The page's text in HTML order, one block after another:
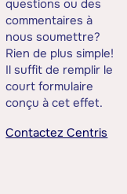
questions ou des
commentaires à
nous soumettre?
Rien de plus simple!
Il suffit de remplir le
court formulaire
conçu à cet effet.
Contactez Centris